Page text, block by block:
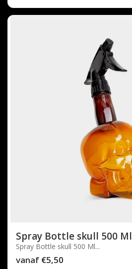
Spray Bottle skull 500 Ml
Spray Bottle skull 500 Ml...
vanaf €5,50